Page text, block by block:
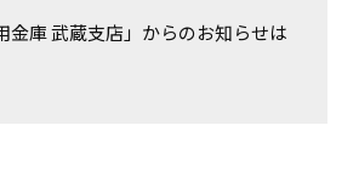
金庫 武蔵支店」からのお知らせは